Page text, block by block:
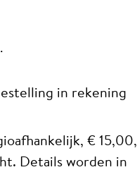
in rekening
€ 15,00,
Details worden in